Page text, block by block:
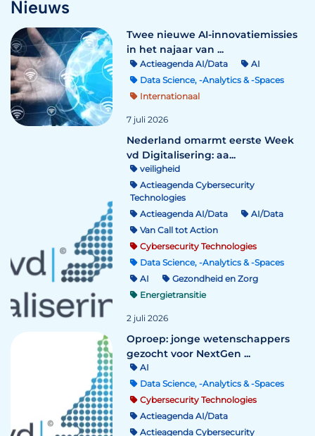
Nieuws
Twee nieuwe AI-innovatiemissies
in het najaar van ...
Actieagenda AI/Data
AI
Data Science, -Analytics & -Spaces
Internationaal
7 juli 2026
Nederland omarmt eerste Week
vd Digitalisering: aa...
veiligheid
Actieagenda Cybersecurity
Technologies
Actieagenda AI/Data
AI/Data
Van Call tot Action
Cybersecurity Technologies
Data Science, -Analytics & -Spaces
AI
Gezondheid en Zorg
Energietransitie
2 juli 2026
Oproep: jonge wetenschappers
gezocht voor NextGen ...
AI
Data Science, -Analytics & -Spaces
Cybersecurity Technologies
Actieagenda AI/Data
Actieagenda Cybersecurity